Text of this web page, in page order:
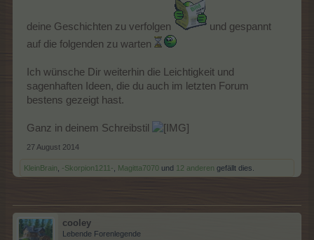
deine Geschichten zu verfolgen
und gespannt
auf die folgenden zu warten
Ich wünsche Dir weiterhin die Leichtigkeit und
sagenhaften Ideen, die du auch im letzten Forum
bestens gezeigt hast.
Ganz in deinem Schreibstil
27 August 2014
KleinBrain -Skorpion1211- Magitta7070 und 12 anderen gefällt dies.
cooley
Lebende Forenlegende